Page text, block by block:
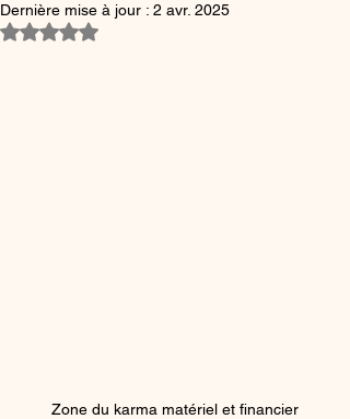
Dernière mise à jour : 2 avr. 2025
Noté NaN étoiles sur 5.
Zone du karma matériel et financier